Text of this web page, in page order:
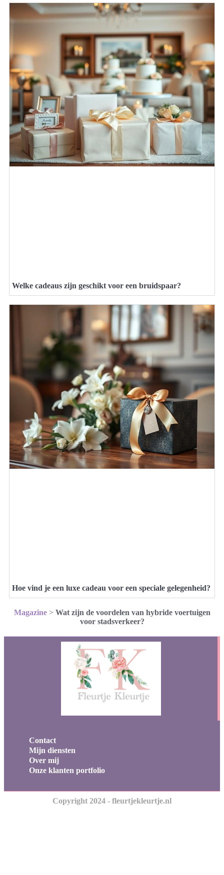
Welke cadeaus zijn geschikt voor een bruidspaar?
Hoe vind je een luxe cadeau voor een speciale gelegenheid?
Magazine> Wat zijn de voordelen van hybride voertuigen
voor stadsverkeer?
Contact
Mijn diensten
Over mij
Onze klanten portfolio
Copyright 2024 - fleurtjekleurtje.nl